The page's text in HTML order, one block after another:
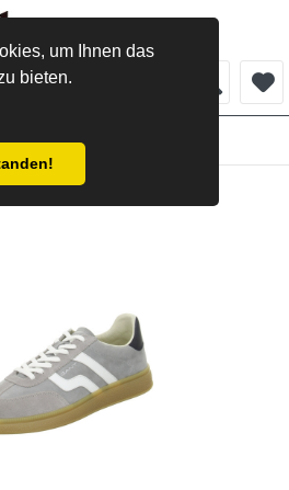
um Ihnen das
bieten.